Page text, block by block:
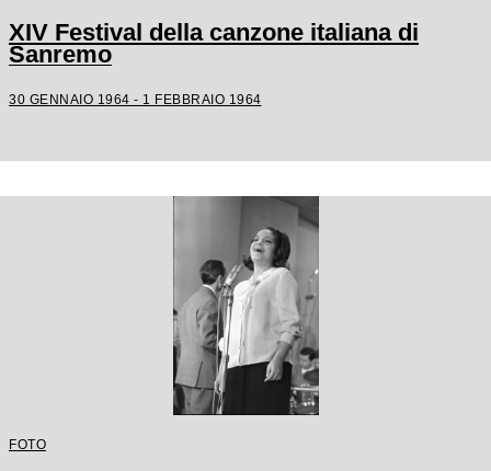
XIV Festival della canzone italiana di
Sanremo
30 GENNAIO 1964 - 1 FEBBRAIO 1964
FOTO